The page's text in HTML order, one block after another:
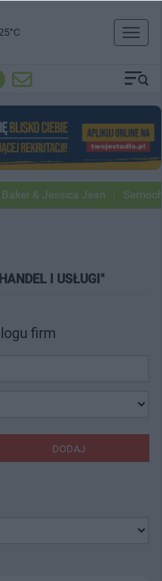
25°C
Toggle
& Jessica Jean
I USŁUGI"
firm
DODAJ